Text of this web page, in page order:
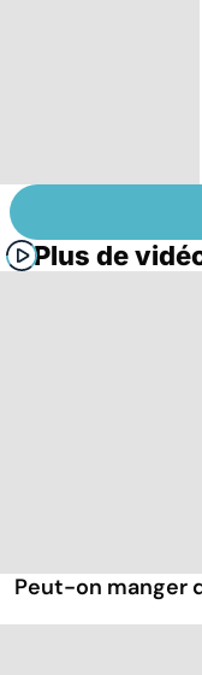
Plus de
Peut-on manger